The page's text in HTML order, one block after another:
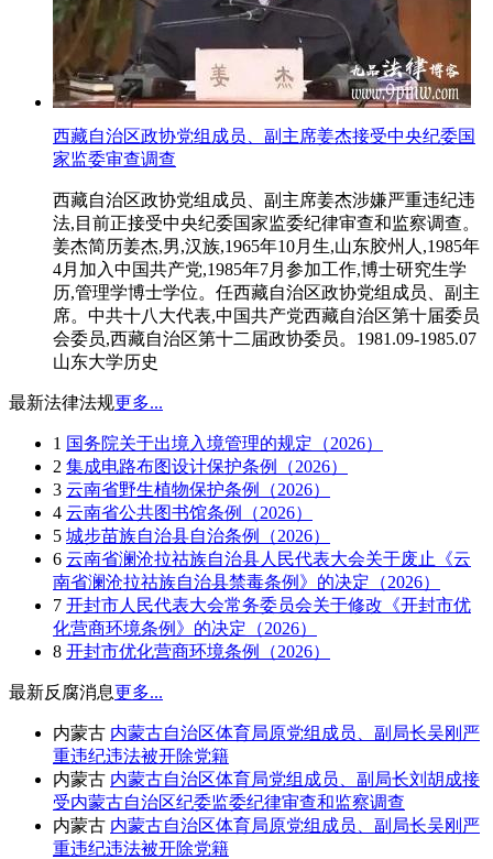
西藏自治区政协党组成员、副主席姜杰接受中央纪委国
家监委审查调查
西藏自治区政协党组成员、副主席姜杰涉嫌严重违纪违
法,目前正接受中央纪委国家监委纪律审查和监察调查。
姜杰简历姜杰,男,汉族,1965年10月生,山东胶州人,1985年
4月加入中国共产党,1985年7月参加工作,博士研究生学
历,管理学博士学位。任西藏自治区政协党组成员、副主
席。中共十八大代表,中国共产党西藏自治区第十届委员
会委员,西藏自治区第十二届政协委员。1981.09-1985.07
山东大学历史
最新法律法规更多...
1 国务院关于出境入境管理的规定（2026）
2 集成电路布图设计保护条例（2026）
3 云南省野生植物保护条例（2026）
4 云南省公共图书馆条例（2026）
5 城步苗族自治县自治条例（2026）
6 云南省澜沧拉祜族自治县人民代表大会关于废止《云
南省澜沧拉祜族自治县禁毒条例》的决定（2026）
7 开封市人民代表大会常务委员会关于修改《开封市优
化营商环境条例》的决定（2026）
8 开封市优化营商环境条例（2026）
最新反腐消息更多...
内蒙古 内蒙古自治区体育局原党组成员、副局长吴刚严
重违纪违法被开除党籍
内蒙古 内蒙古自治区体育局党组成员、副局长刘胡成接
受内蒙古自治区纪委监委纪律审查和监察调查
内蒙古 内蒙古自治区体育局原党组成员、副局长吴刚严
重违纪违法被开除党籍